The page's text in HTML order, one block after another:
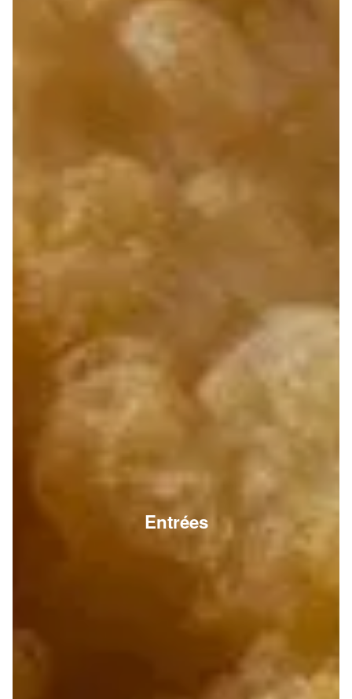
Entrées